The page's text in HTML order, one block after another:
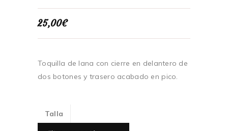
25,00€
Toquilla de lana con cierre en delantero de
dos botones y trasero acabado en pico.
Talla